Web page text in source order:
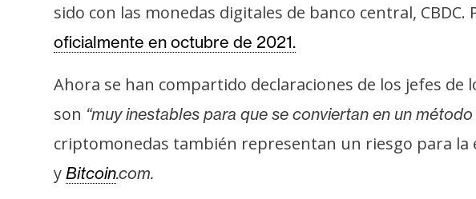
P
e
n
s
a
T
sido con las monedas digitales de banco central,
oficialmente en octubre de 2021.
Ahora se han compartido declaraciones de los jefes
son “muy inestables para que se conviertan en un
criptomonedas también representan un riesgo para
y Bitcoin.com.